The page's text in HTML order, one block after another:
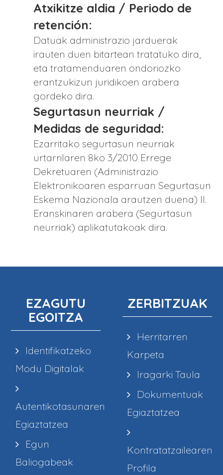
Atxikitze aldia / Periodo de
retención:
Datuak administrazio jarduerak
irauten duen bitartean tratatuko dira,
eta tratamenduaren ondoriozko
erantzukizun juridikoen arabera
gordeko dira.
Segurtasun neurriak /
Medidas de seguridad:
Ezarritako segurtasun neurriak
urtarrilaren 8ko 3/2010 Errege
Dekretuaren (Administrazio
Elektronikoaren esparruan Segurtasun
Eskema Nazionala arautzen duena) II.
Eranskinaren arabera (Segurtasun
neurriak) aplikatutakoak dira.
EZAGUTU
EGOITZA
Identifikatzeko
Modu Digitalak
Autentikotasunaren
Egiaztatzea
Egun
Baliogabeak
ZERBITZUAK
Herritarren
Karpeta
Iragarki Taula
Dokumentuak
Egiaztatzea
Kontratatzailearen
Profila